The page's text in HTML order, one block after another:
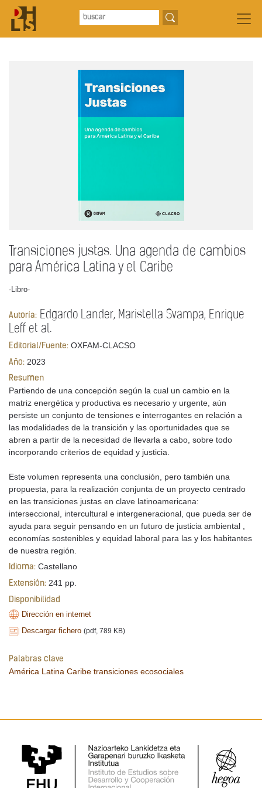
Transiciones justas. Una agenda de cambios
para América Latina y el Caribe
-Libro-
Autoría: Edgardo Lander, Maristella Svampa, Enrique
Leff et al.
Editorial/Fuente: OXFAM-CLACSO
Año: 2023
Resumen
Partiendo de una concepción según la cual un cambio en la
matriz energética y productiva es necesario y urgente, aún
persiste un conjunto de tensiones e interrogantes en relación a
las modalidades de la transición y las oportunidades que se
abren a partir de la necesidad de llevarla a cabo, sobre todo
incorporando criterios de equidad y justicia.
Este volumen representa una conclusión, pero también una
propuesta, para la realización conjunta de un proyecto centrado
en las transiciones justas en clave latinoamericana:
interseccional, intercultural e intergeneracional, que pueda ser de
ayuda para seguir pensando en un futuro de justicia ambiental ,
economías sostenibles y equidad laboral para las y los habitantes
de nuestra región.
Idioma: Castellano
Extensión: 241 pp.
Disponibilidad
Dirección en internet
Descargar fichero (pdf, 789 KB)
Palabras clave
América Latina Caribe transiciones ecosociales